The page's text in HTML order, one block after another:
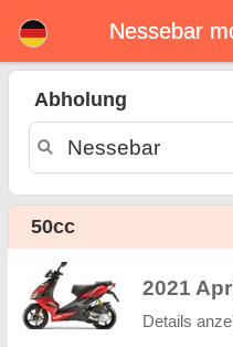
Nessebar
verleih
Nessebar motorroller vermietung. Günstige Mietpreise für
Nessebar Flotte verfügt über neue roller - BMW, Triumph,
Reitausrüstung, grenzüberschreitende Vermietung.
Nessebar
Abholung
50cc
2021
Details